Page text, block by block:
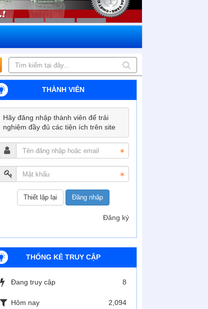
THÀNH VIÊN
Hãy đăng nhập thành viên để trải
nghiệm đầy đủ các tiện ích trên site
Đăng nhập
Đăng ký
THỐNG KÊ TRUY CẬP
Đang truy cập 8
Hôm nay
2,094